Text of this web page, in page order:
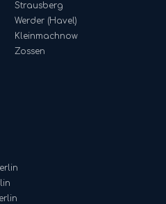
Strausberg
Werder (Havel)
Kleinmachnow
Zossen